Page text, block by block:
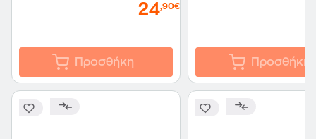
24,90€
Προσθήκη Προσθήκη